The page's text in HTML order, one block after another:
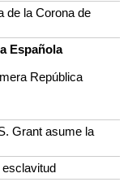
de la Corona de
Española
República
Grant asume la
esclavitud